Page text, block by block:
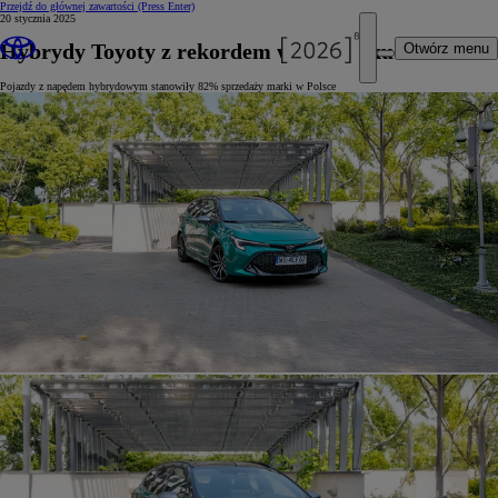
Przejdź do głównej zawartości (Press Enter)
Otwórz menu
20 stycznia 2025
Hybrydy Toyoty z rekordem w 2024 roku
Pojazdy z napędem hybrydowym stanowiły 82% sprzedaży marki w Polsce